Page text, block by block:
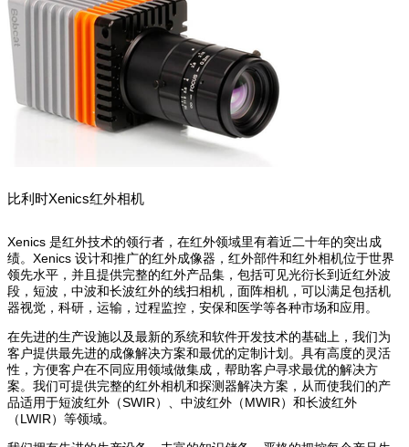
比利时Xenics红外相机
Xenics 是红外技术的领行者，在红外领域里有着近二十年的突出成
绩。 Xenics 设计和推广的红外成像器，红外部件和红外相机位于世界
领先水平，并且提供完整的红外产品集，包括可见光衍长到近红外波
段，短波，中波和长波红外的线扫相机，面阵相机，可以满足包括机
器视觉，科研，运输，过程监控，安保和医学等各种市场和应用。
在先进的生产设施以及最新的系统和软件开发技术的基础上，我们为
客户提供最先进的成像解决方案和最优的定制计划。具有高度的灵活
性，方便客户在不同应用领域做集成，帮助客户寻求最优的解决方
案。我们可提供完整的红外相机和探测器解决方案，从而使我们的产
品适用于短波红外（SWIR）、中波红外（MWIR）和长波红外
（LWIR）等领域。